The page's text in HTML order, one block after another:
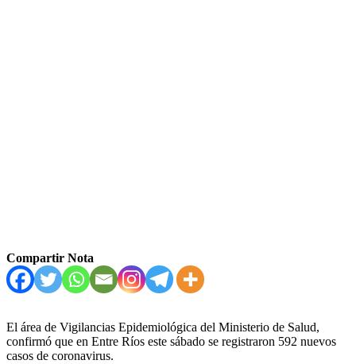
Compartir Nota
El área de Vigilancias Epidemiológica del Ministerio de Salud,
confirmó que en Entre Ríos este sábado se registraron 592 nuevos
casos de coronavirus.